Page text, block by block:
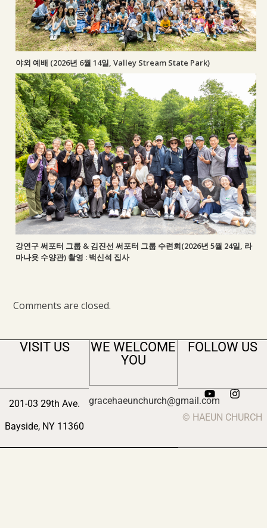
야외 예배 (2026년 6월 14일, Valley Stream State Park)
강연구 써포터 그룹 & 김진선 써포터 그룹 수련회(2026년 5월 24일, 라
마나욧 수양관) 촬영 : 백신석 집사
Comments are closed.
VISIT US
201-03 29th Ave.
Bayside, NY 11360
WE WELCOME
YOU
gracehaeunchurch@gmail.com
FOLLOW US
© HAEUN CHURCH